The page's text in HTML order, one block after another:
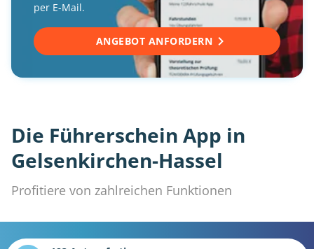
per E-Mail.
ANGEBOT ANFORDERN
Die Führerschein App in
Gelsenkirchen-Hassel
Profitiere von zahlreichen Funktionen